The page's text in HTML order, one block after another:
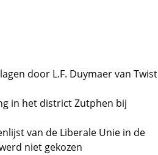
door L.F. Duymaer van Twist
in het district Zutphen bij
van de Liberale Unie in de
niet gekozen